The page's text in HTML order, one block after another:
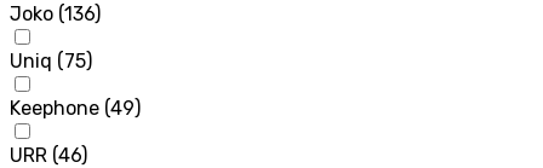
Joko (136)
Uniq (75)
Keephone (49)
URR (46)